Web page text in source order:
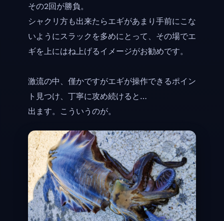
その2回が勝負。
シャクリ方も出来たらエギがあまり手前にこな
いようにスラックを多めにとって、その場でエ
ギを上にはね上げるイメージがお勧めです。
激流の中、僅かですがエギが操作できるポイン
ト見つけ、丁寧に攻め続けると…
出ます。こういうのが。